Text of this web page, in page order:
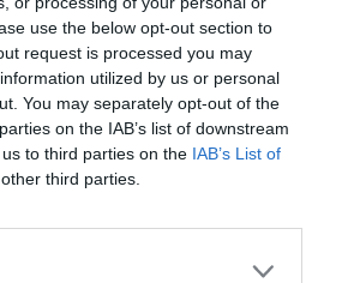
use the below opt-out section to
request is processed you may
utilized by us or personal
You may separately opt-out of the
on the IAB’s list of downstream
to third parties on the IAB’s List of
third parties.
tekintettem,
bent,